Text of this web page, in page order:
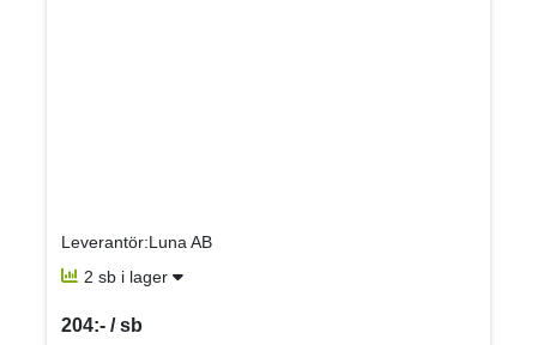
Leverantör:Luna AB
2 sb i lager
204:- / sb
SEK per SB